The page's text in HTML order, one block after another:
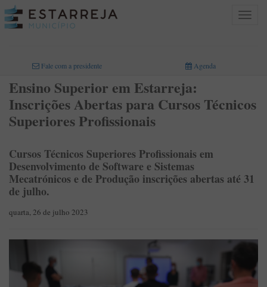
Toggle
Fale com a presidente Agenda
Ensino Superior em Estarreja:
Inscrições Abertas para Cursos Técnicos
Superiores Profissionais
Cursos Técnicos Superiores Profissionais em
Desenvolvimento de Software e Sistemas
Mecatrónicos e de Produção inscrições abertas até 31
de julho.
quarta, 26 de julho 2023